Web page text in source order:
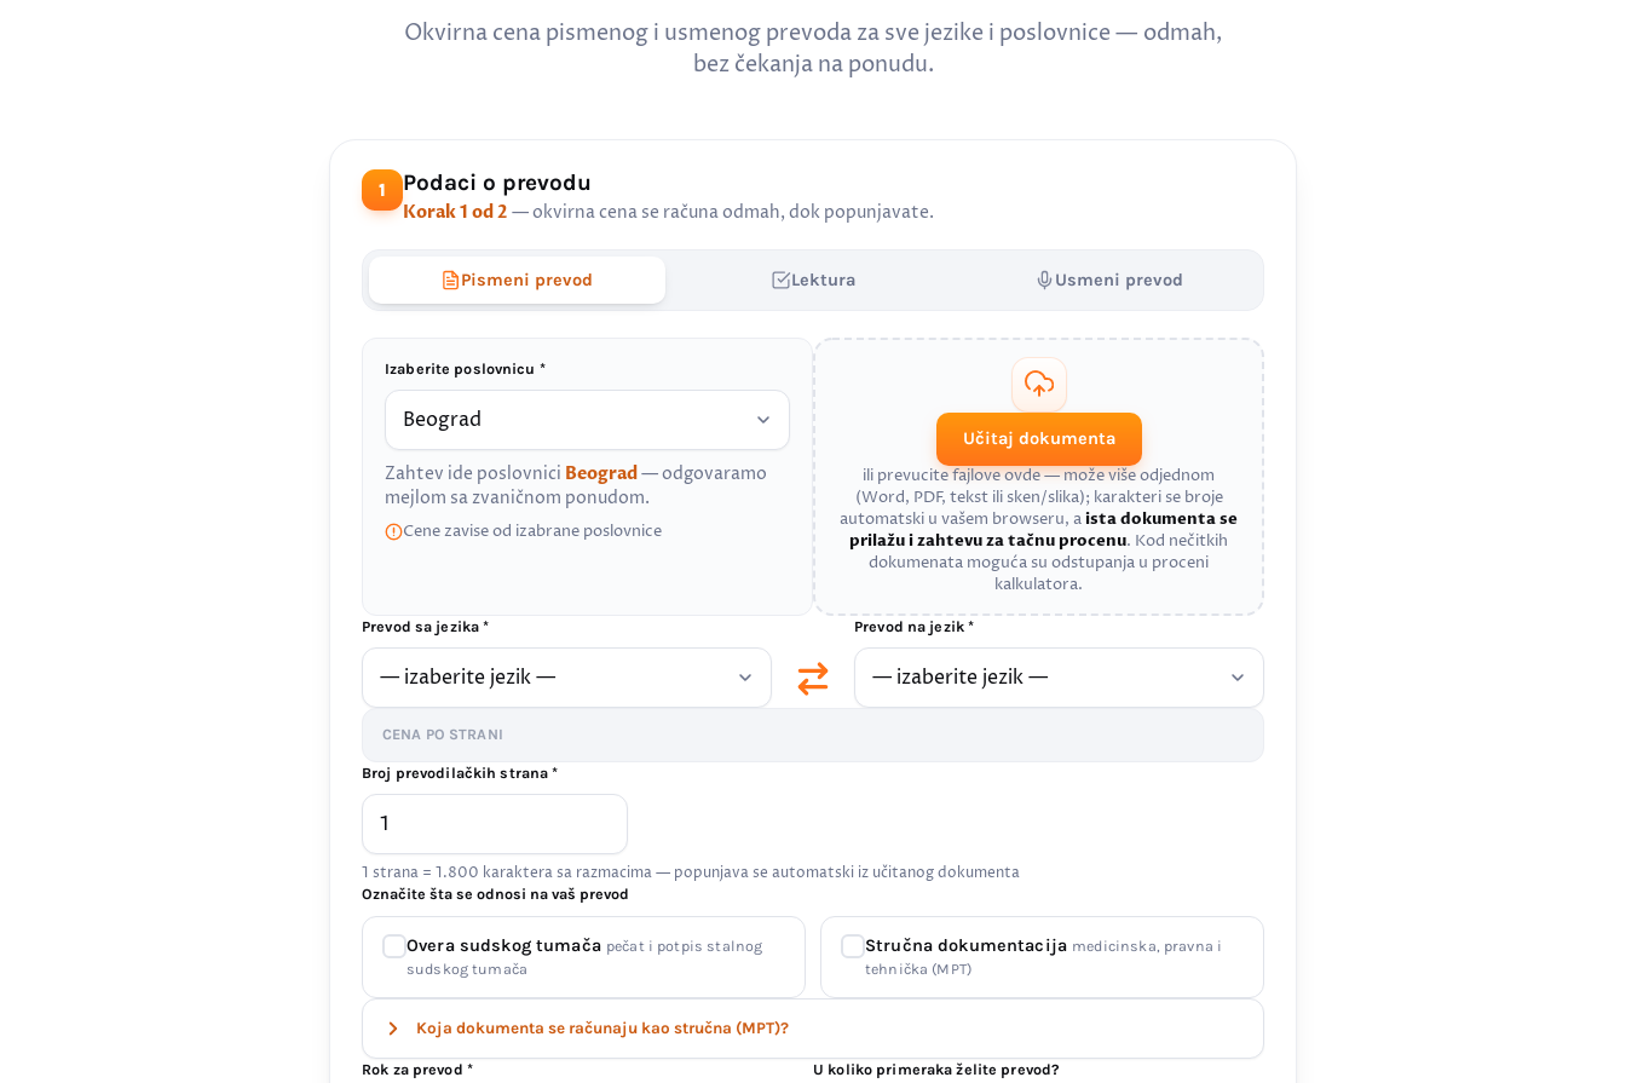
Okvirna cena pismenog i usmenog prevoda za sve jezike i poslovnice — odmah,
bez čekanja na ponudu.
1 Podaci o prevodu
Korak 1 od 2 — okvirna cena se računa odmah, dok popunjavate.
Pismeni prevod Lektura Usmeni prevod
Izaberite poslovnicu *
Zahtev ide poslovnici Beograd— odgovaramo
mejlom sa zvaničnom ponudom.
Cene zavise od izabrane poslovnice
Učitaj dokumenta
ili prevucite fajlove ovde — može više odjednom
(Word, PDF, tekst ili sken/slika); karakteri se broje
automatski u vašem browseru, aista dokumenta se
prilažu i zahtevu za tačnu procenu. Kod nečitkih
dokumenata moguća su odstupanja u proceni
kalkulatora.
Prevod sa jezika * Prevod na jezik *
CENA PO STRANI
Broj prevodilačkih strana *
1 strana = 1.800 karaktera sa razmacima — popunjava se automatski iz učitanog dokumenta
Označite šta se odnosi na vaš prevod
Overa sudskog tumača pečat i potpis stalnog
sudskog tumača
Stručna dokumentacija medicinska, pravna i
tehnička (MPT)
Koja dokumenta se računaju kao stručna (MPT)?
Rok za prevod * U koliko primeraka želite prevod?